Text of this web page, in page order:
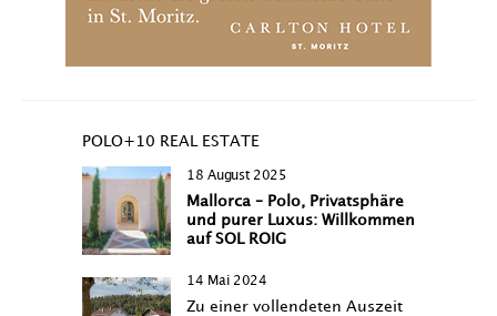
POLO+10 REAL ESTATE
18 August 2025
Mallorca – Polo, Privatsphäre
und purer Luxus: Willkommen
auf SOL ROIG
14 Mai 2024
Zu einer vollendeten Auszeit